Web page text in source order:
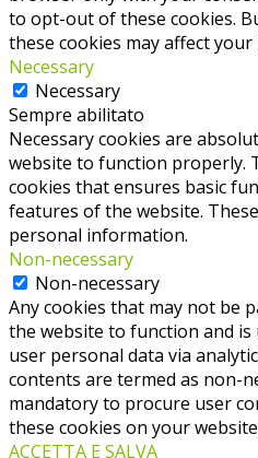
to opt-out of these cookies.
these cookies may affect
Necessary
Necessary
Sempre abilitato
Necessary cookies are
website to function properly.
cookies that ensures basic
features of the website.
personal information.
Non-necessary
Non-necessary
Any cookies that may not be
the website to function and is
user personal data via
contents are termed as non-
mandatory to procure user
these cookies on your
ACCETTA E SALVA